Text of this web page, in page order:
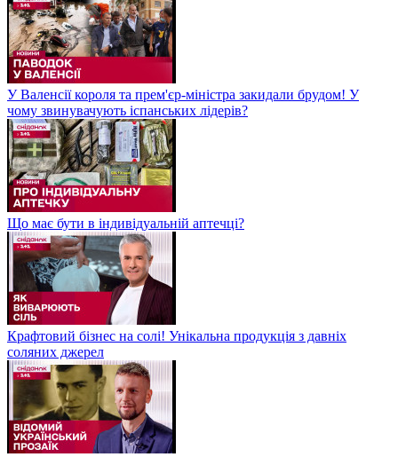
У Валенсії короля та прем'єр-міністра закидали брудом! У
чому звинувачують іспанських лідерів?
Що має бути в індивідуальній аптечці?
Крафтовий бізнес на солі! Унікальна продукція з давніх
соляних джерел